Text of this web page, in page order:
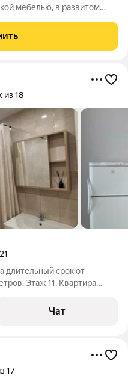
мебелью, в развитом
РФ. Планировка: -
из 18
длительный срок от
проживания: кровать,
Чат
17